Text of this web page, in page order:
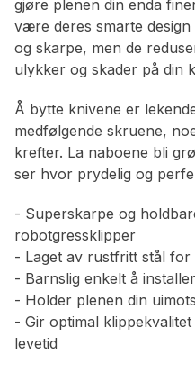
gjøre plenen din enda
være deres smarte
og skarpe, men de
ulykker og skader på din
Å bytte knivene er
medfølgende skruene,
krefter. La naboene bli
ser hvor prydelig og
- Superskarpe og
robotgressklipper
- Laget av rustfritt stål for
- Barnslig enkelt å
- Holder plenen din
- Gir optimal
levetid